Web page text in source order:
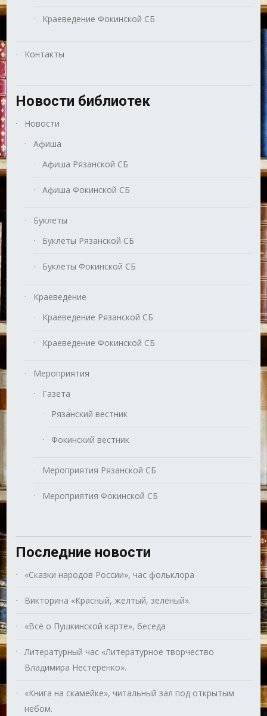
Краеведение Фокинской СБ
Контакты
Новости библиотек
Новости
Афиша
Афиша Рязанской СБ
Афиша Фокинской СБ
Буклеты
Буклеты Рязанской СБ
Буклеты Фокинской СБ
Краеведение
Краеведение Рязанской СБ
Краеведение Фокинской СБ
Мероприятия
Газета
Рязанский вестник
Фокинский вестник
Мероприятия Рязанской СБ
Мероприятия Фокинской СБ
Последние новости
«Сказки народов России», час фольклора
Викторина «Красный, желтый, зелёный».
«Всё о Пушкинской карте», беседа
Литературный час «Литературное творчество
Владимира Нестеренко».
«Книга на скамейке», читальный зал под открытым
небом.